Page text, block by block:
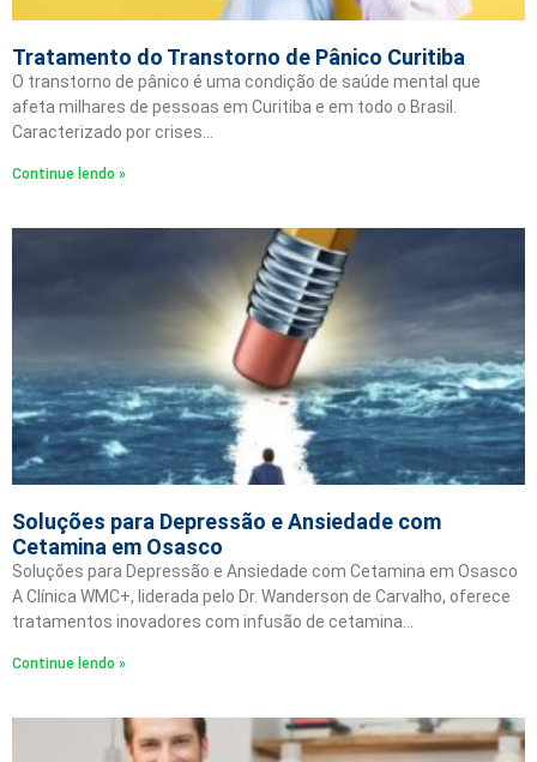
Tratamento do Transtorno de Pânico Curitiba
O transtorno de pânico é uma condição de saúde mental que
afeta milhares de pessoas em Curitiba e em todo o Brasil.
Caracterizado por crises…
Continue lendo »
Soluções para Depressão e Ansiedade com
Cetamina em Osasco
Soluções para Depressão e Ansiedade com Cetamina em Osasco
A Clínica WMC+, liderada pelo Dr. Wanderson de Carvalho, oferece
tratamentos inovadores com infusão de cetamina…
Continue lendo »